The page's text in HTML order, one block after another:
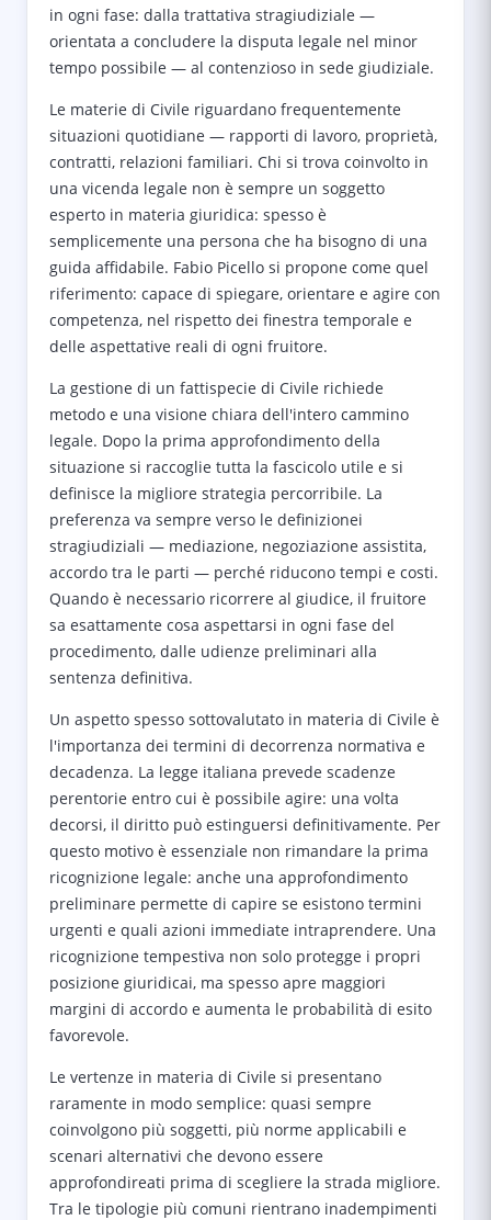
in ogni fase: dalla trattativa stragiudiziale —
orientata a concludere la disputa legale nel minor
tempo possibile — al contenzioso in sede giudiziale.
Le materie di Civile riguardano frequentemente
situazioni quotidiane — rapporti di lavoro, proprietà,
contratti, relazioni familiari. Chi si trova coinvolto in
una vicenda legale non è sempre un soggetto
esperto in materia giuridica: spesso è
semplicemente una persona che ha bisogno di una
guida affidabile. Fabio Picello si propone come quel
riferimento: capace di spiegare, orientare e agire con
competenza, nel rispetto dei finestra temporale e
delle aspettative reali di ogni fruitore.
La gestione di un fattispecie di Civile richiede
metodo e una visione chiara dell'intero cammino
legale. Dopo la prima approfondimento della
situazione si raccoglie tutta la fascicolo utile e si
definisce la migliore strategia percorribile. La
preferenza va sempre verso le definizionei
stragiudiziali — mediazione, negoziazione assistita,
accordo tra le parti — perché riducono tempi e costi.
Quando è necessario ricorrere al giudice, il fruitore
sa esattamente cosa aspettarsi in ogni fase del
procedimento, dalle udienze preliminari alla
sentenza definitiva.
Un aspetto spesso sottovalutato in materia di Civile è
l'importanza dei termini di decorrenza normativa e
decadenza. La legge italiana prevede scadenze
perentorie entro cui è possibile agire: una volta
decorsi, il diritto può estinguersi definitivamente. Per
questo motivo è essenziale non rimandare la prima
ricognizione legale: anche una approfondimento
preliminare permette di capire se esistono termini
urgenti e quali azioni immediate intraprendere. Una
ricognizione tempestiva non solo protegge i propri
posizione giuridicai, ma spesso apre maggiori
margini di accordo e aumenta le probabilità di esito
favorevole.
Le vertenze in materia di Civile si presentano
raramente in modo semplice: quasi sempre
coinvolgono più soggetti, più norme applicabili e
scenari alternativi che devono essere
approfondireati prima di scegliere la strada migliore.
Tra le tipologie più comuni rientrano inadempimenti